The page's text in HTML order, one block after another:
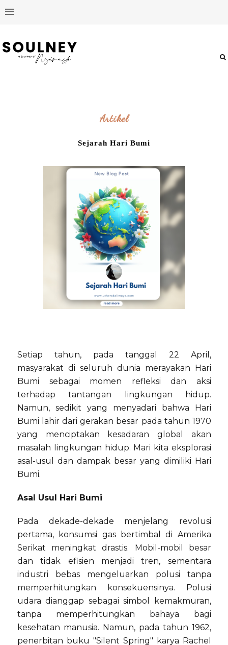
Artikel
Sejarah Hari Bumi
Setiap tahun, pada tanggal 22 April,
masyarakat di seluruh dunia merayakan Hari
Bumi sebagai momen refleksi dan aksi
terhadap tantangan lingkungan hidup.
Namun, sedikit yang menyadari bahwa Hari
Bumi lahir dari gerakan besar pada tahun 1970
yang menciptakan kesadaran global akan
masalah lingkungan hidup. Mari kita eksplorasi
asal-usul dan dampak besar yang dimiliki Hari
Bumi.
Asal Usul Hari Bumi
Pada dekade-dekade menjelang revolusi
pertama, konsumsi gas bertimbal di Amerika
Serikat meningkat drastis. Mobil-mobil besar
dan tidak efisien menjadi tren, sementara
industri bebas mengeluarkan polusi tanpa
memperhitungkan konsekuensinya. Polusi
udara dianggap sebagai simbol kemakmuran,
tanpa memperhitungkan bahaya bagi
kesehatan manusia. Namun, pada tahun 1962,
penerbitan buku "Silent Spring" karya Rachel